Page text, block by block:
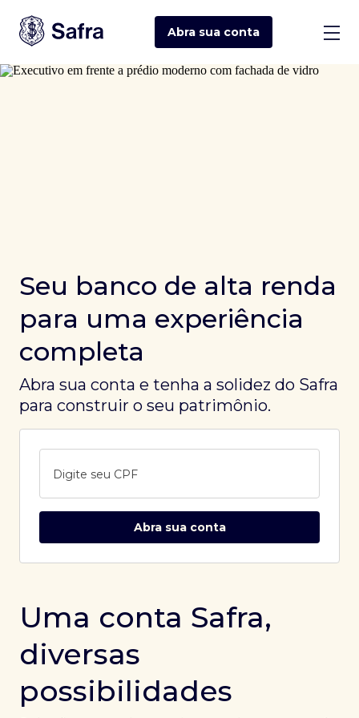
Abra sua conta
Seu banco de alta renda
para uma experiência
completa
Abra sua conta e tenha a solidez do Safra
para construir o seu patrimônio.
Digite seu CPF
Abra sua conta
Uma conta Safra,
diversas
possibilidades